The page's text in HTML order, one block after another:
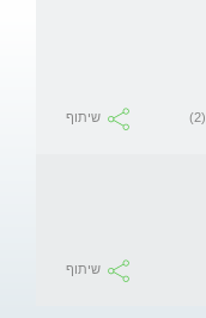
(2) שיתוף
שיתוף